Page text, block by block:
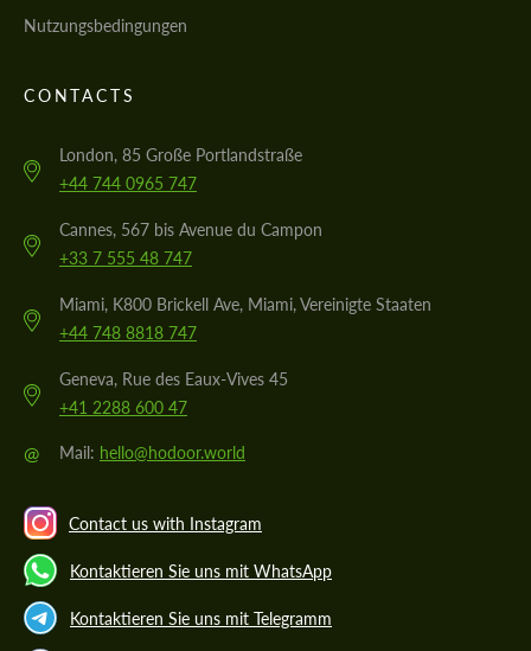
Nutzungsbedingungen
CONTACTS
London, 85 Große Portlandstraße
+44 744 0965 747
Cannes, 567 bis Avenue du Campon
+33 7 555 48 747
Miami, K800 Brickell Ave, Miami, Vereinigte Staaten
+44 748 8818 747
Geneva, Rue des Eaux-Vives 45
+41 2288 600 47
@ Mail: hello@hodoor.world
Contact us with Instagram
Kontaktieren Sie uns mit WhatsApp
Kontaktieren Sie uns mit Telegramm